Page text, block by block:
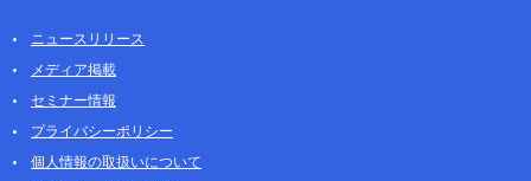
ニュースリリース
メディア掲載
セミナー情報
プライバシーポリシー
個人情報の取扱いについて